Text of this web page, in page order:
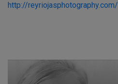
http://reyriojasphotography.com/